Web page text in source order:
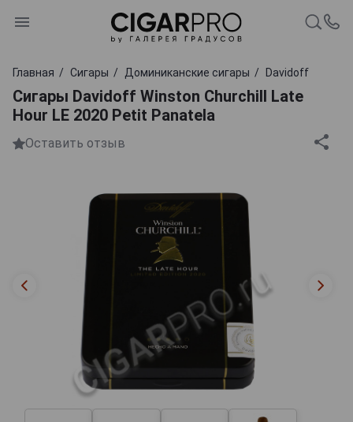
Главная Сигары Доминиканские сигары Davidoff
Сигары Davidoff Winston Churchill Late
Hour LE 2020 Petit Panatela
Оставить отзыв